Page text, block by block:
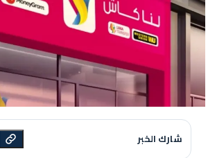
شارك الخبر